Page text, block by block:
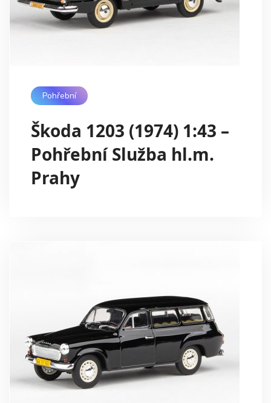
Pohřební
Škoda 1203 (1974) 1:43 –
Pohřební Služba hl.m.
Prahy